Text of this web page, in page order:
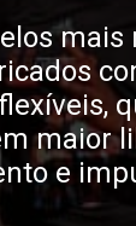
mais
maior
e